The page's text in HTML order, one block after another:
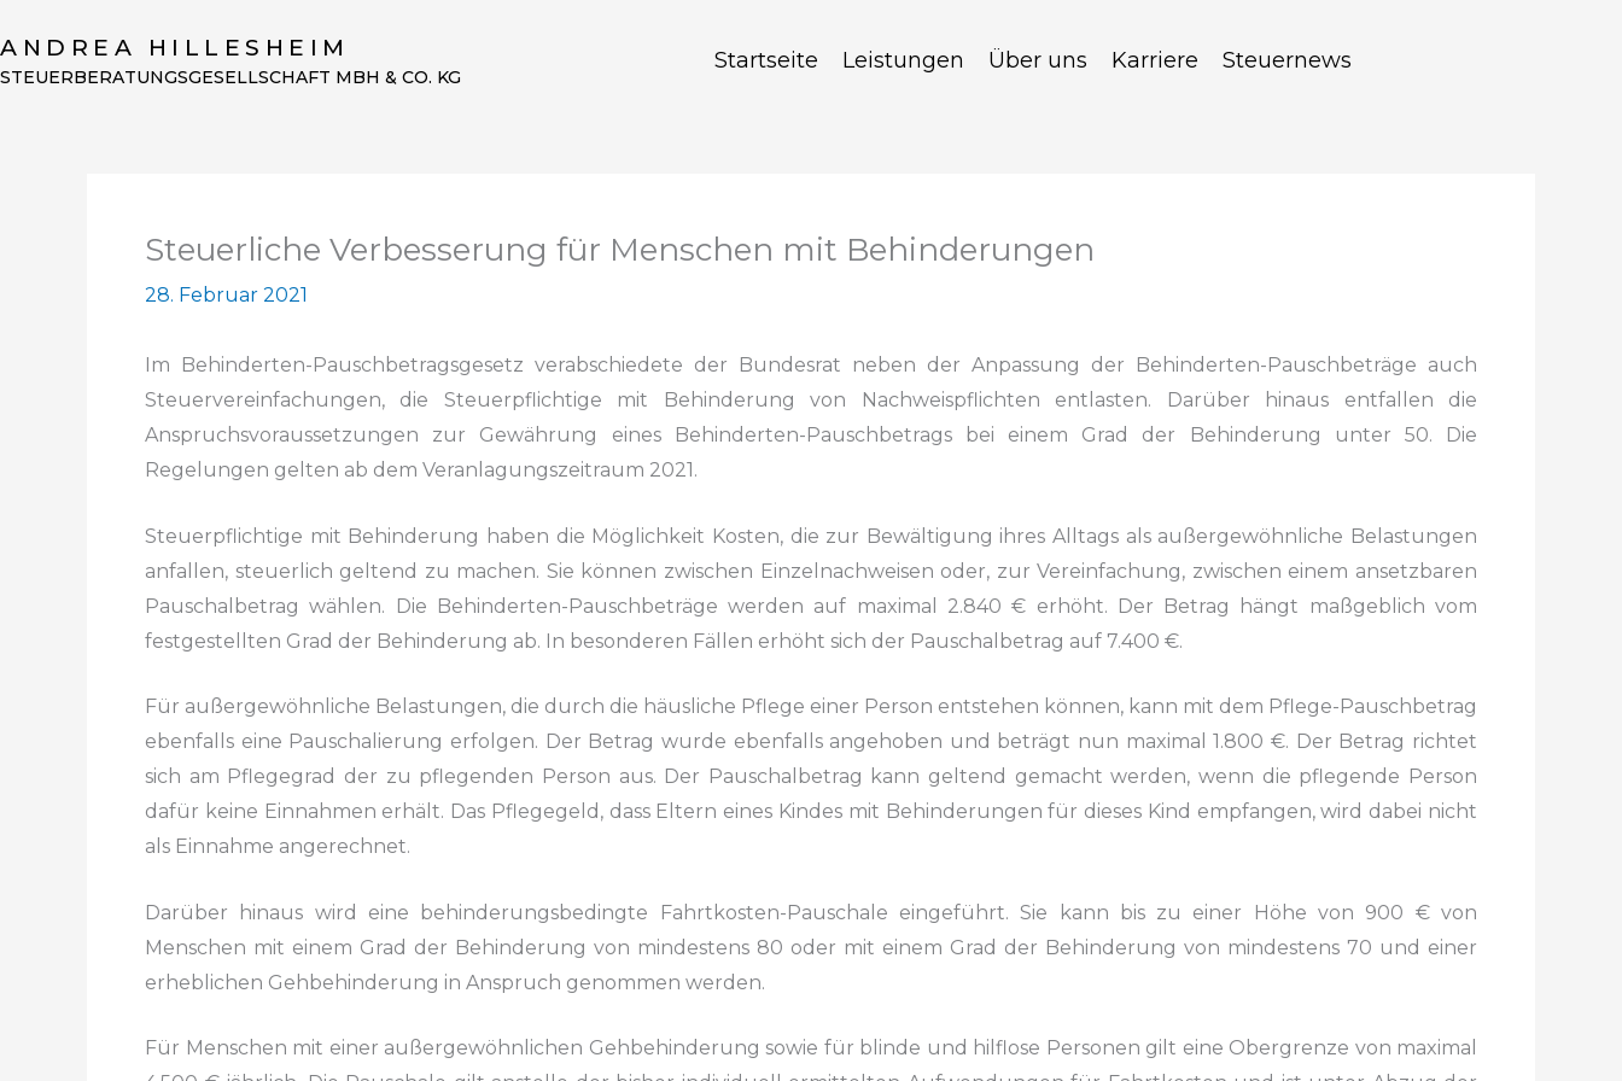
Inhalt
springen
ANDREA HILLESHEIM
STEUERBERATUNGSGESELLSCHAFT MBH & CO. KG
Startseite Leistungen Über uns Karriere Steuernews
Steuerliche Verbesserung für Menschen mit Behinderungen
28. Februar 2021
Im Behinderten-Pauschbetragsgesetz verabschiedete der Bundesrat neben der Anpassung
der Behinderten-Pauschbeträge auch
Steuervereinfachungen, die Steuerpflichtige mit Behinderung von Nachweispflichten entlasten. Darüber hinaus entfallen die
Anspruchsvoraussetzungen zur Gewährung eines Behinderten-Pauschbetragsbei einem Grad der Behinderung unter 50. Die
Regelungen gelten ab dem Veranlagungszeitraum 2021.
Steuerpflichtige mit Behinderung haben die Möglichkeit Kosten, die zur Bewältigung ihres Alltags als außergewöhnliche Belastungen
anfallen, steuerlich geltend zu machen. Sie können zwischen Einzelnachweisen oder, zur Vereinfachung, zwischen einem ansetzbaren
Pauschalbetrag wählen. Die Behinderten-Pauschbeträge werden auf maximal 2.840 € erhöht. Der Betrag hängt maßgeblich vom
festgestellten Grad der Behinderung ab. In besonderen Fällen erhöht sich der Pauschalbetrag auf 7.400 €.
Für außergewöhnliche Belastungen, die durch die häusliche Pflege einer Person entstehen können, kann mit dem Pflege-Pauschbetrag
ebenfalls eine Pauschalierung erfolgen. Der Betrag wurde ebenfalls angehoben und beträgt nun maximal 1.800 €. Der Betrag richtet
sich am Pflegegrad der zu pflegenden Person aus. Der Pauschalbetrag kann geltend gemacht werden, wenn die pflegende Person
dafür keine Einnahmen erhält. Das Pflegegeld, dass Eltern eines Kindes mit Behinderungen für dieses Kind empfangen, wird dabei nicht
als Einnahme angerechnet.
Darüber hinaus wird eine behinderungsbedingte Fahrtkosten-Pauschale eingeführt. Sie kann bis zu einer Höhe von 900 € von
Menschen mit einem Grad der Behinderung von mindestens 80 oder mit einem Grad der Behinderung von mindestens 70 und einer
erheblichen Gehbehinderung in Anspruch genommen werden.
Für Menschen mit einer außergewöhnlichen Gehbehinderung sowie für blinde und hilflose Personen gilt eine Obergrenze von maximal